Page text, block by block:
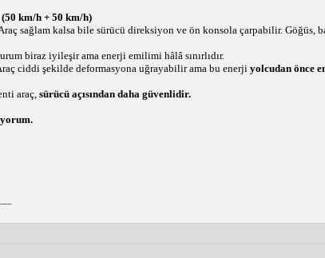
km/h + 50 km/h)
sağlam kalsa bile sürücü direksiyon ve ön konsola çarpabilir. Göğüs,
biraz iyileşir ama enerji emilimi hâlâ sınırlıdır.
ciddi şekilde deformasyona uğrayabilir ama bu enerji yolcudan önce
araç, sürücü açısından daha güvenlidir.